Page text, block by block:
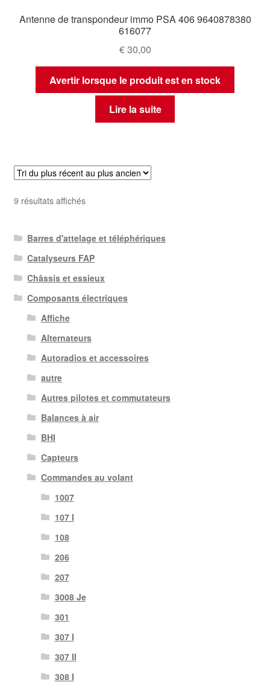
Antenne de transpondeur immo PSA 406 9640878380
616077
€30,00
Avertir lorsque le produit est en stock
Lire la suite
9 résultats affichésTrié
récent
au
plus
ancien
Barres d'attelage et téléphériques
Catalyseurs FAP
Châssis et essieux
Composants électriques
Affiche
Alternateurs
Autoradios et accessoires
autre
Autres pilotes et commutateurs
Balances à air
BHI
Capteurs
Commandes au volant
1007
107 I
108
206
207
3008 Je
301
307 I
307 II
308 I